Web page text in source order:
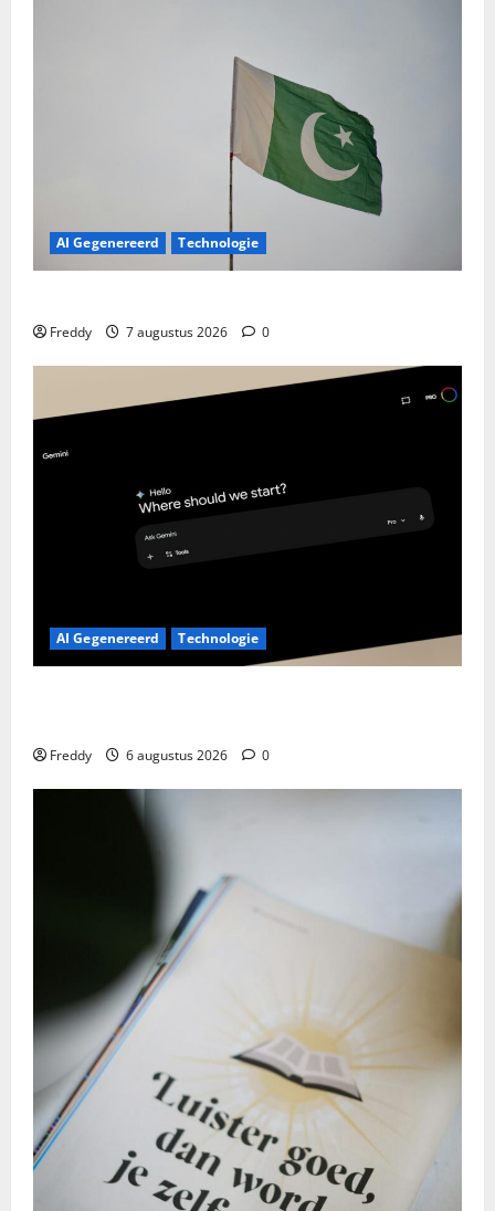
AI Gegenereerd Technologie
Freddy 7 augustus 2026 0
AI Gegenereerd Technologie
Freddy 6 augustus 2026 0